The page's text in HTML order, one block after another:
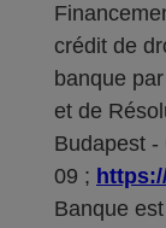
crédit de
banque
et de
Budapest -
09 ;
Banque